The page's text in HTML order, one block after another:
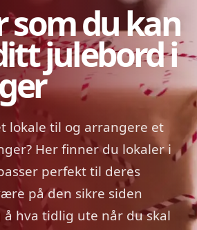
som du kan
julebord i
lokale til og arrangere et
Her finner du lokaler i
perfekt til deres
på den sikre siden
hva tidlig ute når du skal